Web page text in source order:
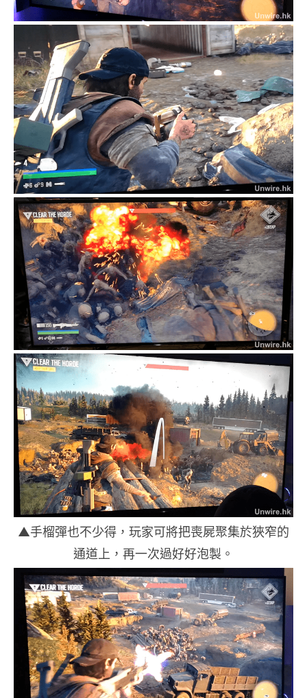
▲手榴彈也不少得，玩家可將把喪屍聚集於狹窄的
通道上，再一次過好好泡製。